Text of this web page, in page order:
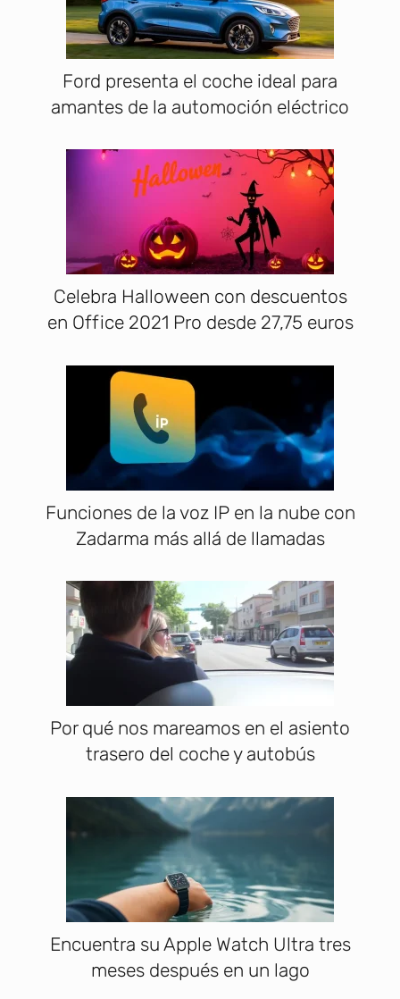
Ford presenta el coche ideal para
amantes de la automoción eléctrico
Celebra Halloween con descuentos
en Office 2021 Pro desde 27,75 euros
Funciones de la voz IP en la nube con
Zadarma más allá de llamadas
Por qué nos mareamos en el asiento
trasero del coche y autobús
Encuentra su Apple Watch Ultra tres
meses después en un lago